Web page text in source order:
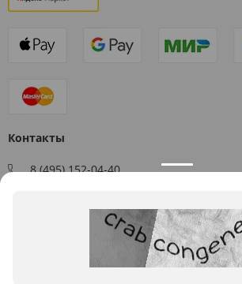
Контакты
8 (495) 152-04-40
109544, г. Москва, ул. Большая